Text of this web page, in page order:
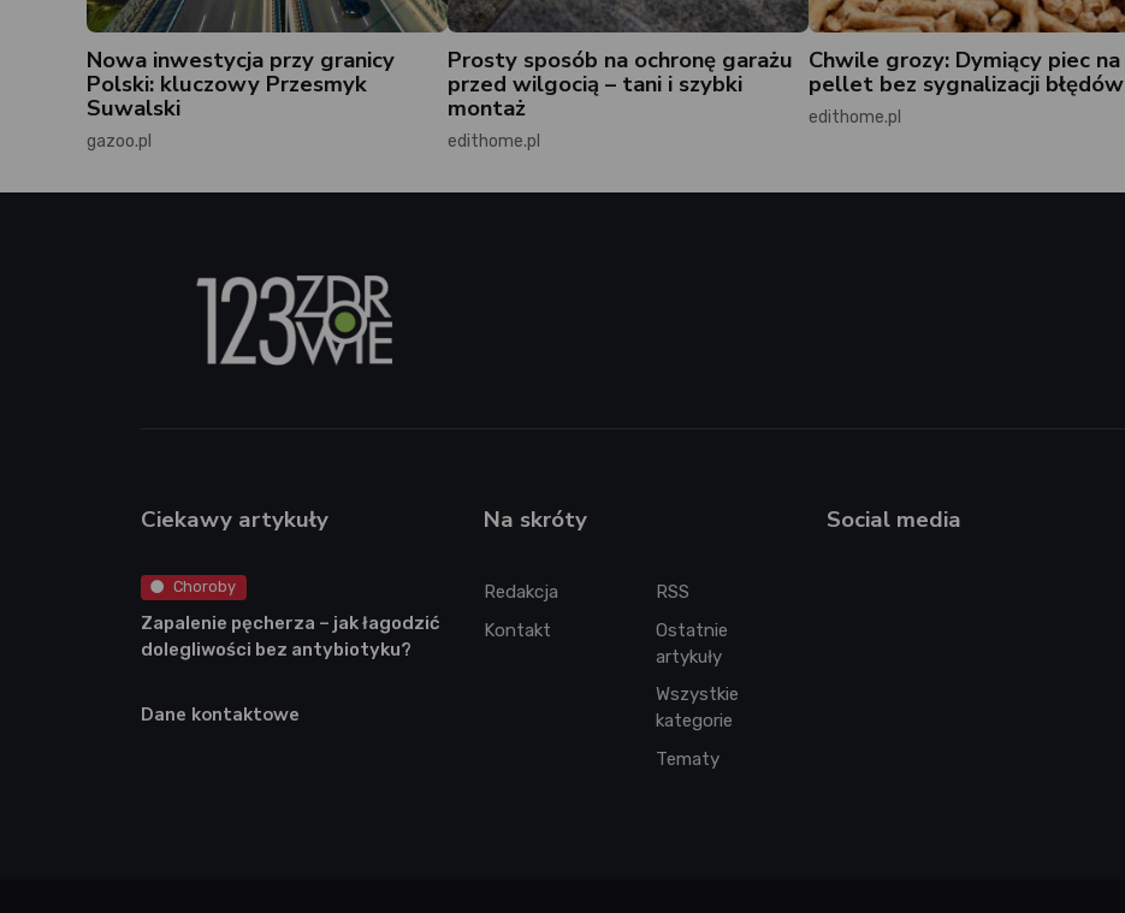
Nowa inwestycja przy granicy
Polski: kluczowy Przesmyk
Suwalski
gazoo.pl
Prosty sposób na ochronę garażu
przed wilgocią – tani i szybki
montaż
edithome.pl
Chwile grozy: Dymiący piec na
pellet bez sygnalizacji błędów
edithome.pl
Ciekawy artykuły
Choroby
Zapalenie pęcherza – jak łagodzić
dolegliwości bez antybiotyku?
Dane kontaktowe
Na skróty
Redakcja
Kontakt
RSS
Ostatnie
artykuły
Wszystkie
kategorie
Tematy
Social media